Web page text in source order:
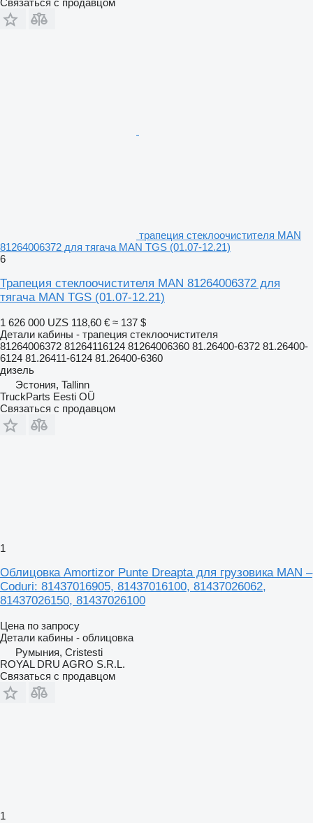
трапеция стеклоочистителя MAN
81264006372 для тягача MAN TGS (01.07-12.21)
6
Трапеция стеклоочистителя MAN 81264006372 для
тягача MAN TGS (01.07-12.21)
1 626 000 UZS 118,60 € ≈ 137 $
Детали кабины - трапеция стеклоочистителя
81264006372 81264116124 81264006360 81.26400-6372 81.26400-
6124 81.26411-6124 81.26400-6360
дизель
Эстония, Tallinn
TruckParts Eesti OÜ
Связаться с продавцом
1
Облицовка Amortizor Punte Dreapta для грузовика MAN –
Coduri: 81437016905, 81437016100, 81437026062,
81437026150, 81437026100
Цена по запросу
Детали кабины - облицовка
Румыния, Cristesti
ROYAL DRU AGRO S.R.L.
Связаться с продавцом
1